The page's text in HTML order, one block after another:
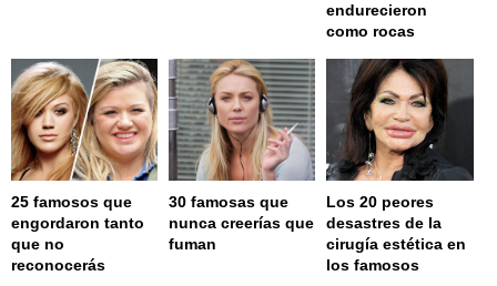
endurecieron
como rocas
25 famosos que
engordaron tanto
que no
reconocerás
30 famosas que
nunca creerías que
fuman
Los 20 peores
desastres de la
cirugía estética en
los famosos